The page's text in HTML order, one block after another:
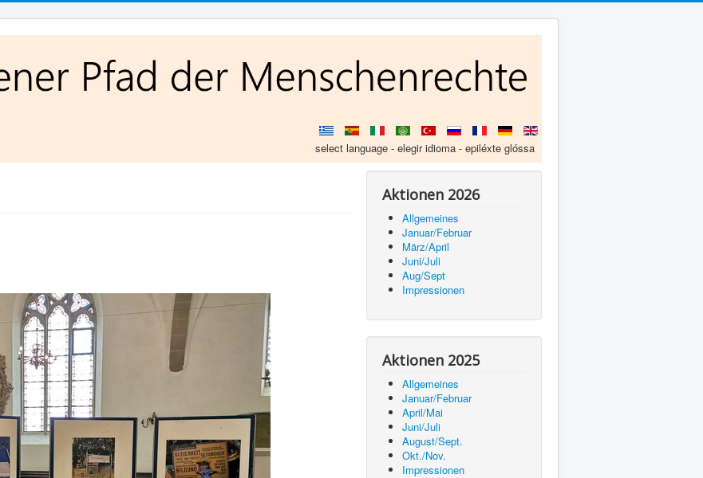
select language - elegir idioma - epiléxte glóssa
Aktionen 2026
Allgemeines
Januar/Februar
März/April
Juni/Juli
Aug/Sept
Impressionen
Aktionen 2025
Allgemeines
Januar/Februar
April/Mai
Juni/Juli
August/Sept.
Okt./Nov.
Impressionen